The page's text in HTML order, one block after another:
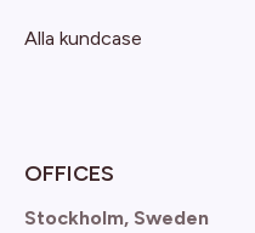
Alla kundcase
OFFICES
Stockholm, Sweden